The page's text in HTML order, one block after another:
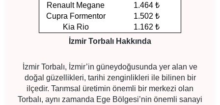
Renault Megane
1.464 ₺
Cupra Formentor
1.502 ₺
Kia Rio
1.162 ₺
İzmir Torbalı Hakkında
İzmir Torbalı, İzmir’in güneydoğusunda yer alan ve
doğal güzellikleri, tarihi zenginlikleri ile bilinen bir
ilçedir. Tarımsal üretimin önemli bir merkezi olan
Torbalı, aynı zamanda Ege Bölgesi’nin önemli sanayi